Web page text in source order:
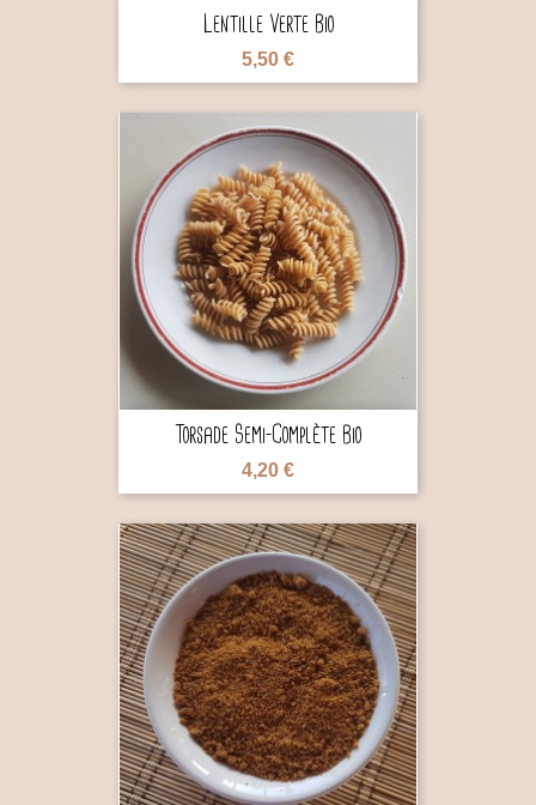
Lentille Verte Bio
5,50 €

Torsade Semi-Complète Bio
4,20 €
